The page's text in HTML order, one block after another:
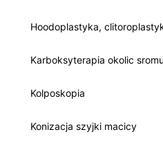
Hoodoplastyka,
Karboksyterapia okolic
Kolposkopia
Konizacja szyjki macicy